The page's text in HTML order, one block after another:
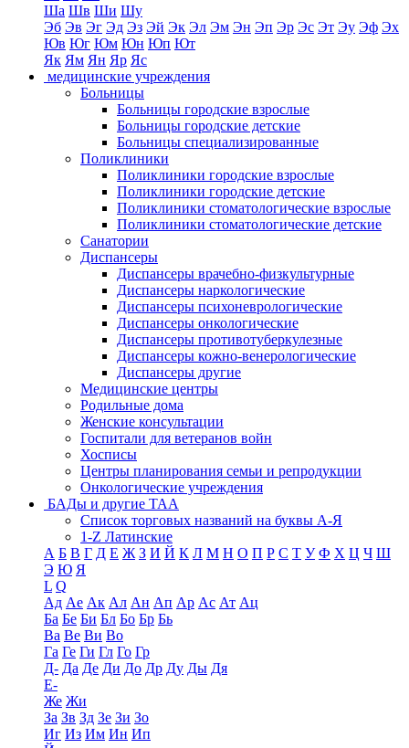
Ша Шв Ши Шу
Эб Эв Эг Эд Эз Эй Эк Эл Эм Эн Эп Эр Эс Эт Эу Эф Эх
Юв Юг Юм Юн Юп Ют
Як Ям Ян Яр Яс
медицинские учреждения
Больницы
Больницы городские взрослые
Больницы городские детские
Больницы специализированные
Поликлиники
Поликлиники городские взрослые
Поликлиники городские детские
Поликлиники стоматологические взрослые
Поликлиники стоматологические детские
Санатории
Диспансеры
Диспансеры врачебно-физкультурные
Диспансеры наркологические
Диспансеры психоневрологические
Диспансеры онкологические
Диспансеры противотуберкулезные
Диспансеры кожно-венерологические
Диспансеры другие
Медицинские центры
Родильные дома
Женские консультации
Госпитали для ветеранов войн
Хосписы
Центры планирования семьи и репродукции
Онкологические учреждения
БАДы и другие ТАА
Список торговых названий на буквы А-Я
1-Z Латинские
А Б В Г Д Е Ж З И Й К Л М Н О П Р С Т У Ф Х Ц Ч Ш
Э Ю Я
L Q
Ад Ае Ак Ал Ан Ап Ар Ас Ат Ац
Ба Бе Би Бл Бо Бр Бь
Ва Ве Ви Во
Га Ге Ги Гл Го Гр
Д- Да Де Ди До Др Ду Ды Дя
Е-
Же Жи
За Зв Зд Зе Зи Зо
Иг Из Им Ин Ип